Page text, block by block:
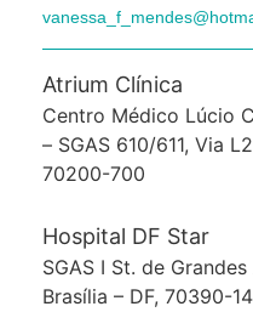
Atrium Clínica
Centro Médico Lúcio
– SGAS 610/611, Via
70200-700
Hospital DF Star
SGAS I St. de
Brasília – DF, 70390-